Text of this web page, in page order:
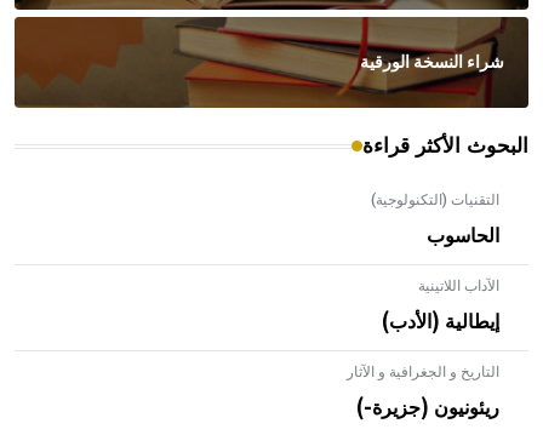
شراء النسخة الورقية
البحوث الأكثر قراءة
التقنيات (التكنولوجية)
الحاسوب
الآداب اللاتينية
إيطالية (الأدب)
التاريخ و الجغرافية و الآثار
ريئونيون (جزيرة-)